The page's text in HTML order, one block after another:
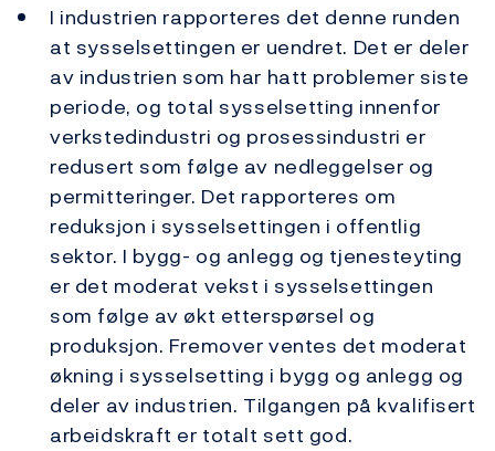
I industrien rapporteres det denne runden
at sysselsettingen er uendret. Det er deler
av industrien som har hatt problemer siste
periode, og total sysselsetting innenfor
verkstedindustri og prosessindustri er
redusert som følge av nedleggelser og
permitteringer. Det rapporteres om
reduksjon i sysselsettingen i offentlig
sektor. I bygg- og anlegg og tjenesteyting
er det moderat vekst i sysselsettingen
som følge av økt etterspørsel og
produksjon. Fremover ventes det moderat
økning i sysselsetting i bygg og anlegg og
deler av industrien. Tilgangen på kvalifisert
arbeidskraft er totalt sett god.